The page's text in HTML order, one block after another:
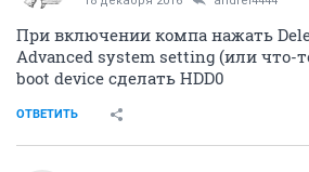
При включении компа нажать
Advanced system setting (или что-
boot device сделать HDD0
ОТВЕТИТЬ